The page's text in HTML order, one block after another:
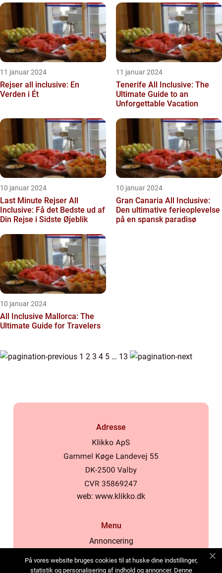
11 januar 2024
Rejser all inclusive: En
Verden i Ét
11 januar 2024
Tenerife All Inclusive: The
Ultimate Guide to an
Unforgettable Vacation
10 januar 2024
Last Minute Rejser All
Inclusive: Få det Bedste ud af
Din Rejse i Sidste Øjeblik
10 januar 2024
Gran Canaria All Inclusive:
Den ultimative ferieoplevelse
på en spansk paradisø
10 januar 2024
All Inclusive Mallorca: The
Ultimate Guide for Travelers
1 2 3 4 5 … 13
Adresse
web: www.klikko.dk
Menu
Annoncering
Cookies
På vores website bruges cookies til at huske dine indstillinger,
statistik og personalisering af indhold og annoncer. Denne